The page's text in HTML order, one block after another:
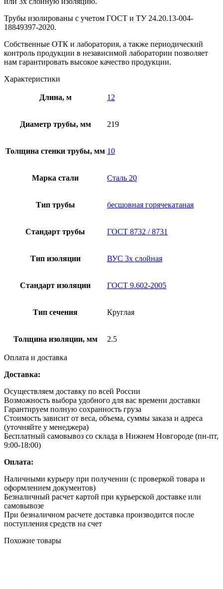
Трубы изолированы с учетом ГOCT и TУ 24.20.13-004-
18849397-2020.
Собственные ОТК и лаборатория, а также периодический
контроль продукции в независимой лаборатории позволяет
нам гарантировать высокое качество продукции.
Характеристики
Длина, м 12
Диаметр трубы, мм 219
Толщина стенки трубы, мм 10
Марка стали Сталь 20
Тип трубы бесшовная горячекатаная
Стандарт трубы ГОСТ 8732 / 8731
Тип изоляции ВУС 3х слойная
Стандарт изоляции ГОСТ 9.602-2005
Тип сечения Круглая
Толщина изоляции, мм 2.5
Оплата и доставка
Доставка:
Осуществляем доставку по всей России
Возможность выбора удобного для вас времени доставки
Гарантируем полную сохранность груза
Стоимость зависит от веса, объема, суммы заказа и адреса
(уточняйте у менеджера)
Бесплатный самовывоз со склада в Нижнем Новгороде (пн-пт,
9:00-18:00)
Оплата:
Наличными курьеру при получении (с проверкой товара и
оформлением документов)
Безналичный расчет картой при курьерской доставке или
самовывозе
При безналичном расчете доставка производится после
поступления средств на счет
Похожие товары